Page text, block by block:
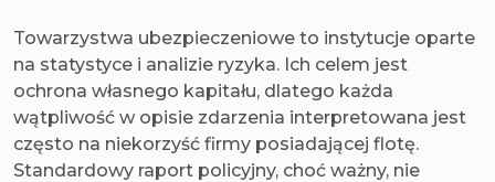
Towarzystwa ubezpieczeniowe to instytucje oparte
na statystyce i analizie ryzyka. Ich celem jest
ochrona własnego kapitału, dlatego każda
wątpliwość w opisie zdarzenia interpretowana jest
często na niekorzyść firmy posiadającej flotę.
Standardowy raport policyjny, choć ważny, nie